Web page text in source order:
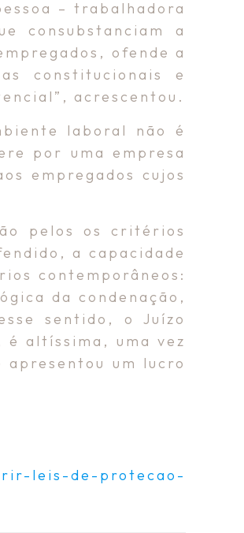
– trabalhadora
consubstanciam a
ofende a
constitucionais e
acrescentou.
laboral não é
por uma empresa
empregados cujos
pelos os critérios
a capacidade
contemporâneos:
da condenação,
sentido, o Juízo
altíssima, uma vez
um lucro
leis-de-protecao-